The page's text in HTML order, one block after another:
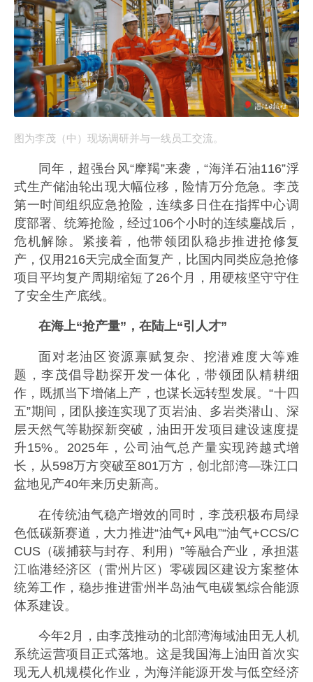
图为李茂（中）现场调研并与一线员工交流。
同年，超强台风“摩羯”来袭，“海洋石油116”浮
式生产储油轮出现大幅位移，险情万分危急。李茂
第一时间组织应急抢险，连续多日住在指挥中心调
度部署、统筹抢险，经过106个小时的连续鏖战后，
危机解除。紧接着，他带领团队稳步推进抢修复
产，仅用216天完成全面复产，比国内同类应急抢修
项目平均复产周期缩短了26个月，用硬核坚守守住
了安全生产底线。
在海上“抢产量”，在陆上“引人才”
面对老油区资源禀赋复杂、挖潜难度大等难
题，李茂倡导勘探开发一体化，带领团队精耕细
作，既抓当下增储上产，也谋长远转型发展。“十四
五”期间，团队接连实现了页岩油、多岩类潜山、深
层天然气等勘探新突破，油田开发项目建设速度提
升15%。2025年，公司油气总产量实现跨越式增
长，从598万方突破至801万方，创北部湾—珠江口
盆地见产40年来历史新高。
在传统油气稳产增效的同时，李茂积极布局绿
色低碳新赛道，大力推进“油气+风电”“油气+CCS/C
CUS（碳捕获与封存、利用）”等融合产业，承担湛
江临港经济区（雷州片区）零碳园区建设方案整体
统筹工作，稳步推进雷州半岛油气电碳氢综合能源
体系建设。
今年2月，由李茂推动的北部湾海域油田无人机
系统运营项目正式落地。这是我国海上油田首次实
现无人机规模化作业，为海洋能源开发与低空经济